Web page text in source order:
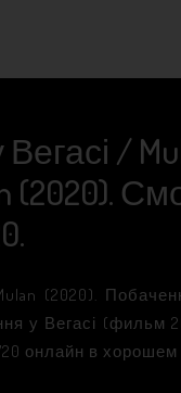
/
(2020).
(2020).
у Вегасі (фильм
онлайн в хорошем